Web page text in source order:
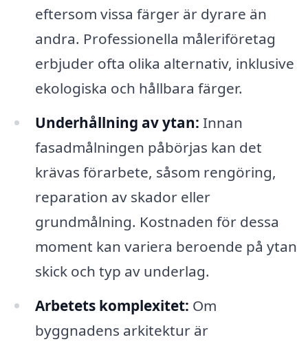
eftersom vissa färger är dyrare än
andra. Professionella måleriföretag
erbjuder ofta olika alternativ, inklusive
ekologiska och hållbara färger.
Underhållning av ytan: Innan
fasadmålningen påbörjas kan det
krävas förarbete, såsom rengöring,
reparation av skador eller
grundmålning. Kostnaden för dessa
moment kan variera beroende på ytan
skick och typ av underlag.
Arbetets komplexitet: Om
byggnadens arkitektur är